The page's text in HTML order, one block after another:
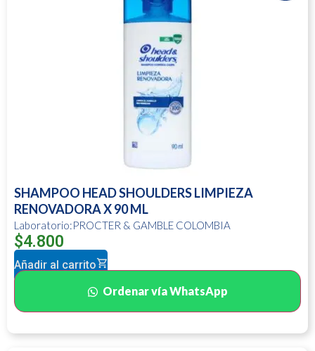
SHAMPOO HEAD SHOULDERS LIMPIEZA
RENOVADORA X 90 ML
Laboratorio:PROCTER & GAMBLE COLOMBIA
$4.800
Añadir al carrito
Ordenar vía WhatsApp